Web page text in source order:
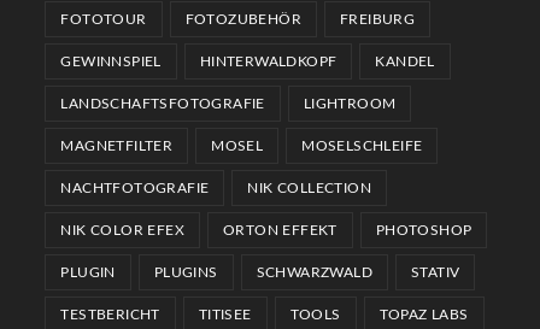
FOTOTOUR FOTOZUBEHÖR FREIBURG
GEWINNSPIEL HINTERWALDKOPF KANDEL
LANDSCHAFTSFOTOGRAFIE LIGHTROOM
MAGNETFILTER MOSEL MOSELSCHLEIFE
NACHTFOTOGRAFIE NIK COLLECTION
NIK COLOR EFEX ORTON EFFEKT PHOTOSHOP
PLUGIN PLUGINS SCHWARZWALD STATIV
TESTBERICHT TITISEE TOOLS TOPAZ LABS